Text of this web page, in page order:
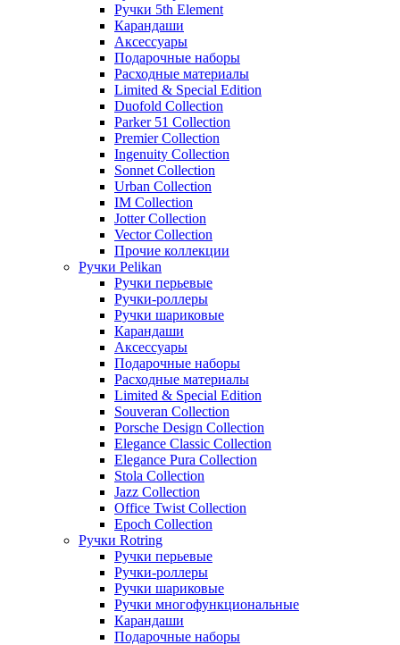
Ручки 5th Element
Карандаши
Аксессуары
Подарочные наборы
Расходные материалы
Limited & Special Edition
Duofold Collection
Parker 51 Collection
Premier Collection
Ingenuity Collection
Sonnet Collection
Urban Collection
IM Collection
Jotter Collection
Vector Collection
Прочие коллекции
Ручки Pelikan
Ручки перьевые
Ручки-роллеры
Ручки шариковые
Карандаши
Аксессуары
Подарочные наборы
Расходные материалы
Limited & Special Edition
Souveran Collection
Porsche Design Collection
Elegance Classic Collection
Elegance Pura Collection
Stola Collection
Jazz Collection
Office Twist Collection
Epoch Collection
Ручки Rotring
Ручки перьевые
Ручки-роллеры
Ручки шариковые
Ручки многофункциональные
Карандаши
Подарочные наборы